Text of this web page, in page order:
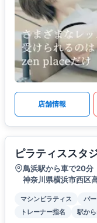
店舗情報
ピラティススタ
鳥浜駅から車で20分
神奈川県横浜市西区
マシンピラティス パ
トレーナー指名
駅か